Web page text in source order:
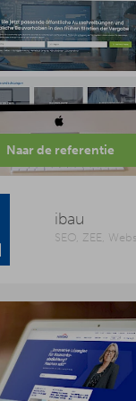
Naar de referentie
ibau
SEO, ZEE,